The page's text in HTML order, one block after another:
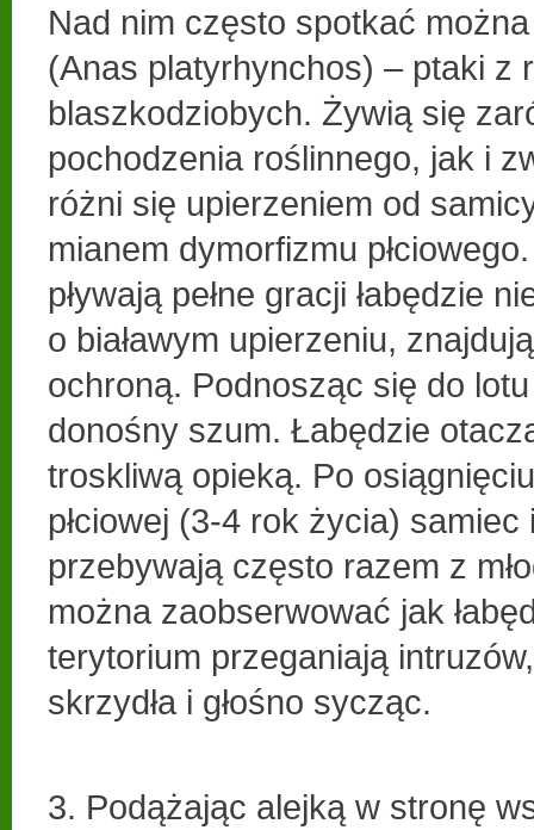
Nad nim często spotkać
(Anas platyrhynchos) – ptaki z
blaszkodziobych. Żywią się
pochodzenia roślinnego, jak i
różni się upierzeniem od
mianem dymorfizmu
pływają pełne gracji łabędzie
o białawym upierzeniu,
ochroną. Podnosząc się do
donośny szum. Łabędzie
troskliwą opieką. Po
płciowej (3-4 rok życia) samiec
przebywają często razem z
można zaobserwować jak
terytorium przeganiają
skrzydła i głośno sycząc.
3. Podążając alejką w stronę